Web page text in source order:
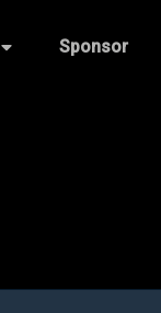
Sponsor